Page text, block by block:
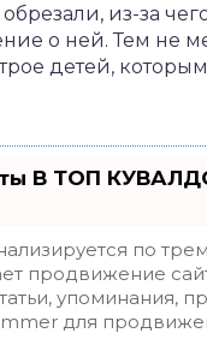
из-за
о ней. Тем не
детей,
В ТОП
по
продвижение
упоминания,
для